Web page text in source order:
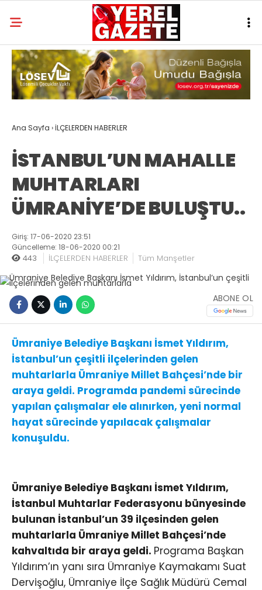
Ana Sayfa › İLÇELERDEN HABERLER
İSTANBUL’UN MAHALLE
MUHTARLARI
ÜMRANİYE’DE BULUŞTU..
Giriş: 17-06-2020 23:51
Güncelleme: 18-06-2020 00:21
443 İLÇELERDEN HABERLER Tüm Manşetler
ABONE OL
Ümraniye Belediye Başkanı İsmet Yıldırım,
İstanbul’un çeşitli ilçelerinden gelen
muhtarlarla Ümraniye Millet Bahçesi’nde bir
araya geldi. Programda pandemi sürecinde
yapılan çalışmalar ele alınırken, yeni normal
hayat sürecinde yapılacak çalışmalar
konuşuldu.
Ümraniye Belediye Başkanı İsmet Yıldırım,
İstanbul Muhtarlar Federasyonu bünyesinde
bulunan İstanbul’un 39 ilçesinden gelen
muhtarlarla Ümraniye Millet Bahçesi’nde
kahvaltıda bir araya geldi. Programa Başkan
Yıldırım’ın yanı sıra Ümraniye Kaymakamı Suat
Dervişoğlu, Ümraniye İlçe Sağlık Müdürü Cemal